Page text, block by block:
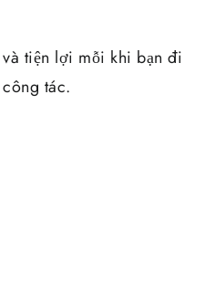
tiện lợi mỗi khi bạn đi
tác.